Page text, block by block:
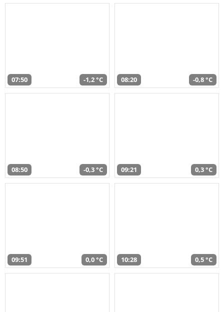
07:50 -1,2 °C 08:20 -0,8 °C
08:50 -0,3 °C 09:21 0,3 °C
09:51 0,0 °C 10:28 0,5 °C